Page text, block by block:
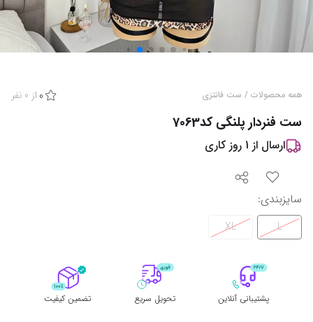
همه محصولات / ست فانتزی 0 از 0 نفر
ست فنردار پلنگی کد7063
ارسال از 1 روز کاری
سایزبندی:
L
XL
پشتیبانی آنلاین تحویل سریع تضمین کیفیت